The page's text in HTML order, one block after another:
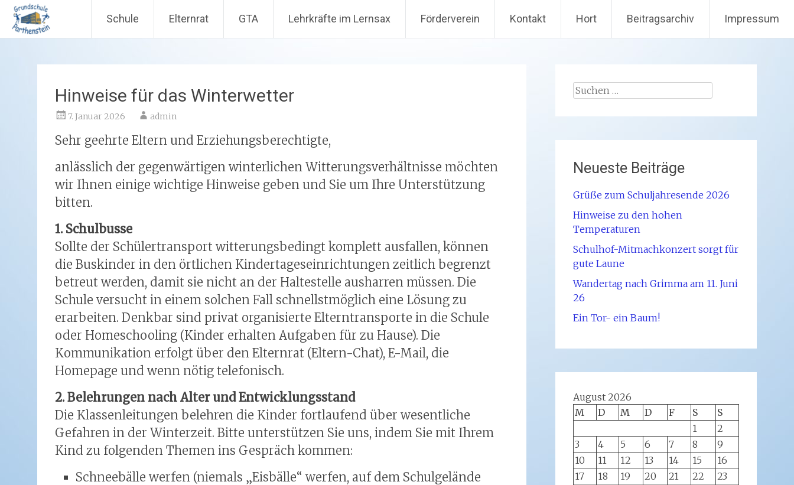
Schule Elternrat GTA Lehrkräfte im Lernsax Förderverein Kontakt Hort Beitragsarchiv Impressum
Hinweise für das Winterwetter
7. Januar 2026 admin
Sehr geehrte Eltern und Erziehungsberechtigte,
anlässlich der gegenwärtigen winterlichen Witterungsverhältnisse möchten
wir Ihnen einige wichtige Hinweise geben und Sie um Ihre Unterstützung
bitten.
1. Schulbusse
Sollte der Schülertransport witterungsbedingt komplett ausfallen, können
die Buskinder in den örtlichen Kindertageseinrichtungen zeitlich begrenzt
betreut werden, damit sie nicht an der Haltestelle ausharren müssen. Die
Schule versucht in einem solchen Fall schnellstmöglich eine Lösung zu
erarbeiten. Denkbar sind privat organisierte Elterntransporte in die Schule
oder Homeschooling (Kinder erhalten Aufgaben für zu Hause). Die
Kommunikation erfolgt über den Elternrat (Eltern-Chat), E-Mail, die
Homepage und wenn nötig telefonisch.
2. Belehrungen nach Alter und Entwicklungsstand
Die Klassenleitungen belehren die Kinder fortlaufend über wesentliche
Gefahren in der Winterzeit. Bitte unterstützen Sie uns, indem Sie mit Ihrem
Kind zu folgenden Themen ins Gespräch kommen:
Schneebälle werfen (niemals „Eisbälle“ werfen, auf dem Schulgelände
Suchen
Neueste Beiträge
Grüße zum Schuljahresende 2026
Hinweise zu den hohen
Temperaturen
Schulhof-Mitmachkonzert sorgt für
gute Laune
Wandertag nach Grimma am 11. Juni
26
Ein Tor- ein Baum!
August 2026
M
D M D F S
S
1
2
3
4 5 6 7 8
9
10
11 12 13 14 15
16
17
18 19 20 21 22
23